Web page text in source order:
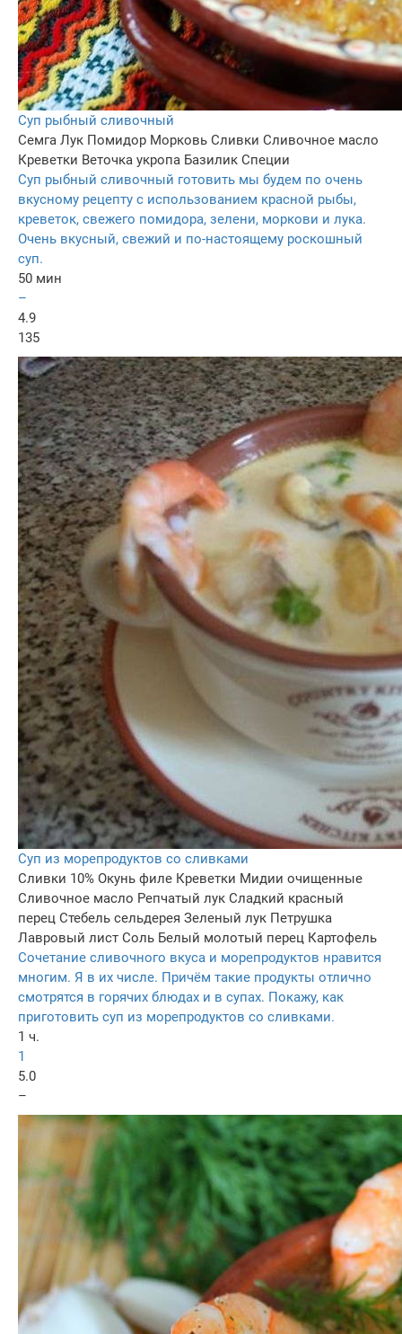
Cуп рыбный сливочный
Семга Лук Помидор Морковь Сливки Сливочное масло
Креветки Веточка укропа Базилик Специи
Cуп рыбный сливочный готовить мы будем по очень
вкусному рецепту с использованием красной рыбы,
креветок, свежего помидора, зелени, моркови и лука.
Очень вкусный, свежий и по-настоящему роскошный
суп.
50 мин
–
4.9
135
Суп из морепродуктов со сливками
Сливки 10% Окунь филе Креветки Мидии очищенные
Сливочное масло Репчатый лук Сладкий красный
перец Стебель сельдерея Зеленый лук Петрушка
Лавровый лист Соль Белый молотый перец Картофель
Сочетание сливочного вкуса и морепродуктов нравится
многим. Я в их числе. Причём такие продукты отлично
смотрятся в горячих блюдах и в супах. Покажу, как
приготовить суп из морепродуктов со сливками.
1 ч.
1
5.0
–